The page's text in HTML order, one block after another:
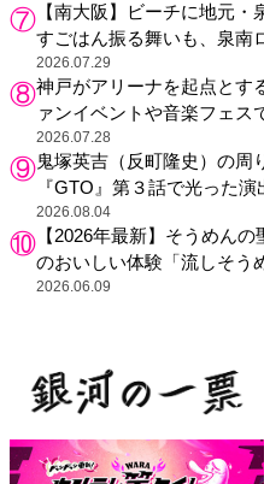
【南大阪】ビーチに地元
すごはん振る舞いも、泉南
ェ」がリニューアル！
2026.07.29
神戸がアリーナを起点とす
ァンイベントや音楽フェス
活性化
2026.07.28
鬼塚英吉（反町隆史）の周
『GTO』第３話で光った演
2026.08.04
【2026年最新】そうめん
のおいしい体験「流しそう
2026.06.09